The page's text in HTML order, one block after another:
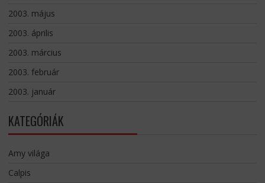
2003. május
2003. április
2003. március
2003. február
2003. január
KATEGÓRIÁK
Amy világa
Calpis